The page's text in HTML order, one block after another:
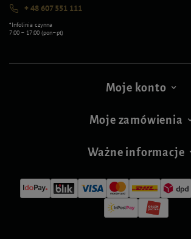
+ 48 607 551 111
*Infolinia czynna
7:00 – 17:00 (pon–pt)
Moje konto
Moje zamówienia
Ważne informacje